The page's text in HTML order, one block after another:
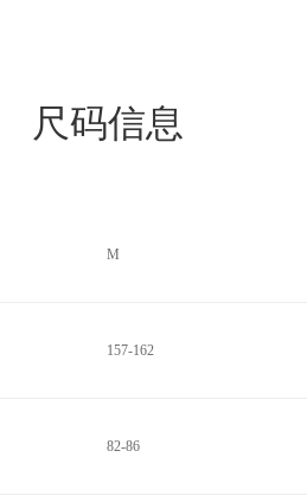
尺码信息
M
157-162
82-86